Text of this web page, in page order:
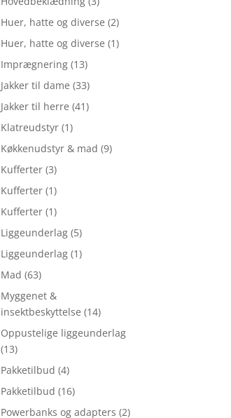
Huer, hatte og diverse (2)
Huer, hatte og diverse (1)
Imprægnering (13)
Jakker til dame (33)
Jakker til herre (41)
Klatreudstyr (1)
Køkkenudstyr & mad (9)
Kufferter (3)
Kufferter (1)
Kufferter (1)
Liggeunderlag (5)
Liggeunderlag (1)
Mad (63)
Myggenet &
insektbeskyttelse (14)
Oppustelige liggeunderlag
(13)
Pakketilbud (4)
Pakketilbud (16)
Powerbanks og adapters (2)